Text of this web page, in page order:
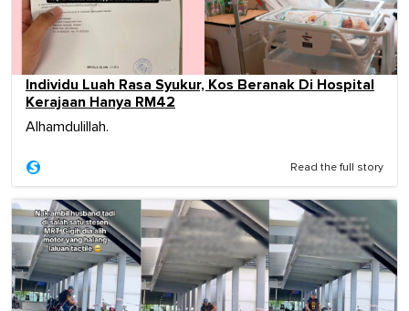
Individu Luah Rasa Syukur, Kos Beranak Di Hospital
Kerajaan Hanya RM42
Alhamdulillah.
Read the full story